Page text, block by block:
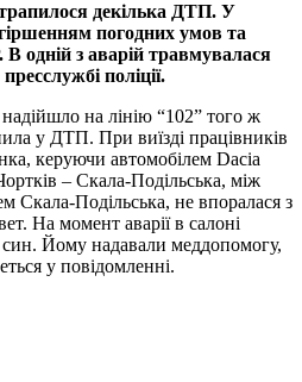
декілька ДТП. У
погодних умов та
одній з аварій травмувалася
пресслужбі поліції.
на лінію “102” того ж
у ДТП. При виїзді працівників
керуючи автомобілем Dacia
– Скала-Подільська, між
Скала-Подільська, не впоралася з
На момент аварії в салоні
син. Йому надавали меддопомогу,
у повідомленні.